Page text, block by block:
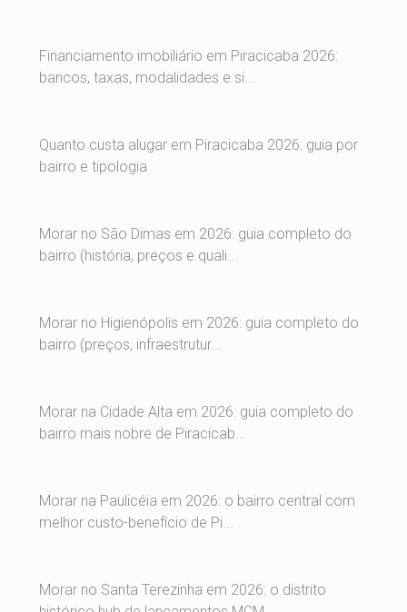
Financiamento imobiliário em Piracicaba 2026:
bancos, taxas, modalidades e si...
Quanto custa alugar em Piracicaba 2026: guia por
bairro e tipologia
Morar no São Dimas em 2026: guia completo do
bairro (história, preços e quali...
Morar no Higienópolis em 2026: guia completo do
bairro (preços, infraestrutur...
Morar na Cidade Alta em 2026: guia completo do
bairro mais nobre de Piracicab...
Morar na Paulicéia em 2026: o bairro central com
melhor custo-benefício de Pi...
Morar no Santa Terezinha em 2026: o distrito